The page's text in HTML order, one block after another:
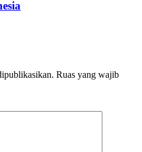
Ruas yang wajib